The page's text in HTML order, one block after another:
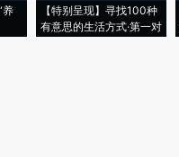
养
【特别呈现】寻找100种
有意思的生活方式·第一对